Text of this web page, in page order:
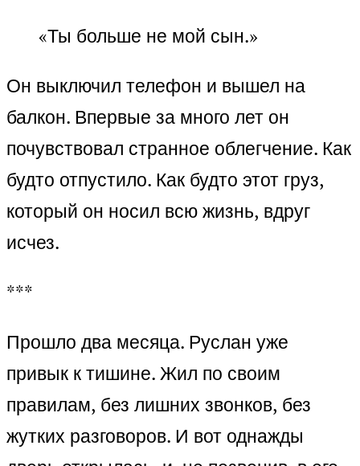
«Ты больше не мой сын.»
Он выключил телефон и вышел на
балкон. Впервые за много лет он
почувствовал странное облегчение. Как
будто отпустило. Как будто этот груз,
который он носил всю жизнь, вдруг
исчез.
***
Прошло два месяца. Руслан уже
привык к тишине. Жил по своим
правилам, без лишних звонков, без
жутких разговоров. И вот однажды